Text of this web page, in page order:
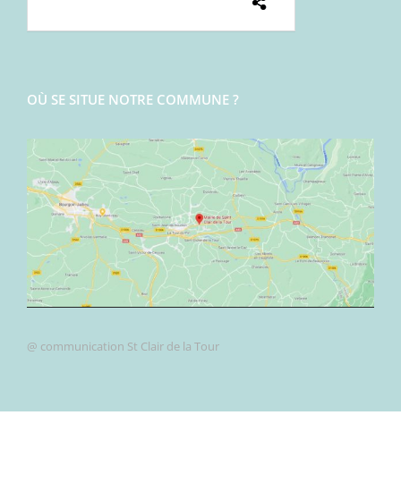
OÙ SE SITUE NOTRE COMMUNE ?
@ communication St Clair de la Tour